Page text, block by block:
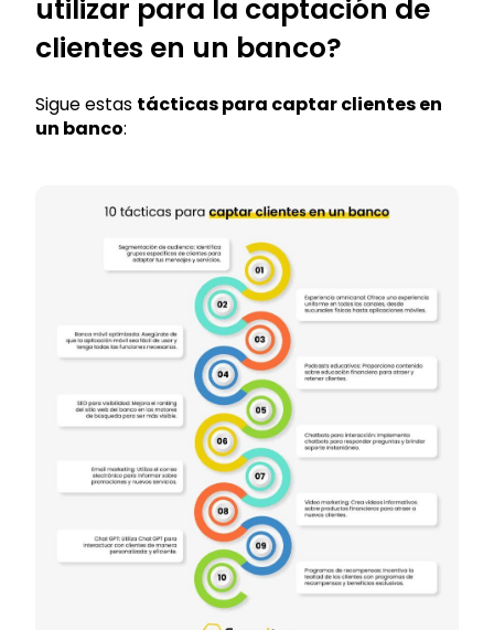
utilizar para la captación de
clientes en un banco?
Sigue estas tácticas para captar clientes en
un banco: